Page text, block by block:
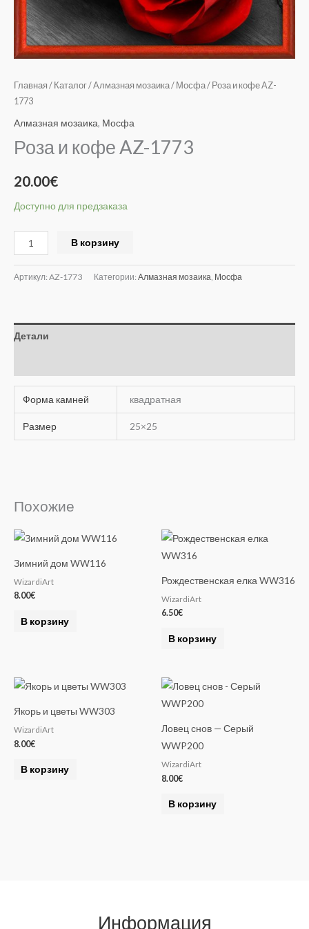
Главная / Каталог/Алмазная мозаика/ Мосфа/ Роза и кофе AZ-
1773
Алмазная мозаика, Мосфа
Роза и кофе AZ-1773
20.00€
Доступно для предзаказа
В корзину
Артикул: AZ-1773 Категории: Алмазная мозаика Мосфа
Детали
Форма камней квадратная
Размер 25×25
Похожие
Зимний дом WW116
WizardiArt
8.00€
В корзину
Рождественская елка WW316
WizardiArt
6.50€
В корзину
Якорь и цветы WW303
WizardiArt
8.00€
В корзину
Ловец снов — Серый
WWP200
WizardiArt
8.00€
В корзину
Информация